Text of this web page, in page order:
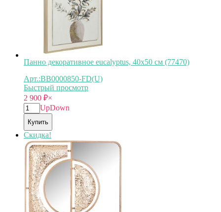
Панно декоративное eucalyptus, 40x50 см (77470)
Арт.:BB0000850-FD(U)
Быстрый просмотр
2 900 ₽×
UpDown
Купить
Скидка!